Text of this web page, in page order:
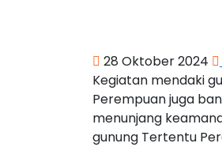
28 Oktober 2024
Kegiatan mendaki
Perempuan juga
menunjang
gunung Tertentu